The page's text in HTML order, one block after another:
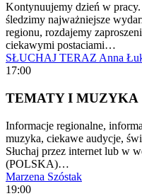
Kontynuujemy dzień w
śledzimy najważniejsze
regionu, rozdajemy
ciekawymi postaciami…
SŁUCHAJ TERAZ Anna
17:00
TEMATY I MUZYKA
Informacje regionalne,
muzyka, ciekawe audycje,
Słuchaj przez internet lub w
(POLSKA)…
Marzena Szóstak
19:00